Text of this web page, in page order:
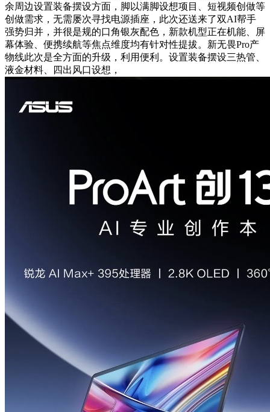
余周边设置装备摆设方面，脚以满脚设想项目、短视频创做等
创做需求，无需屡次寻找电源插座，此次还送来了双AI帮手
强势归并，并很是规的口角银灰配色，新款机型正在机能、屏
幕体验、便携续航等焦点维度均有针对性提拔。新无畏Pro产
物线此次是全方面的升级，利用便利。设置装备摆设三热管、
液金材料、四出风口设想，